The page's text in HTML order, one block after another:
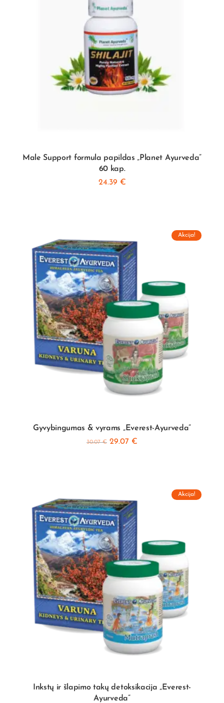
Male Support formula papildas „Planet Ayurveda”
60 kap.
24.39 €
Akcija!
Gyvybingumas & vyrams „Everest-Ayurveda”
30.07€ 29.07 €
Akcija!
Inkstų ir šlapimo takų detoksikacija „Everest-
Ayurveda”